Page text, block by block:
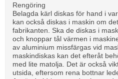
Rengöring
Belagda kärl diskas för hand i
kan också diskas i maskin om
fabrikanten. Ska de diskas i
och knoppar tål värmen i
av aluminium missfärgas vid
maskindiskas kan det efteråt
med lite matolja. Det är också
utsida, eftersom rena bottnar